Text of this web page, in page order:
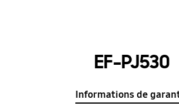
EF-PJ530
Informations de